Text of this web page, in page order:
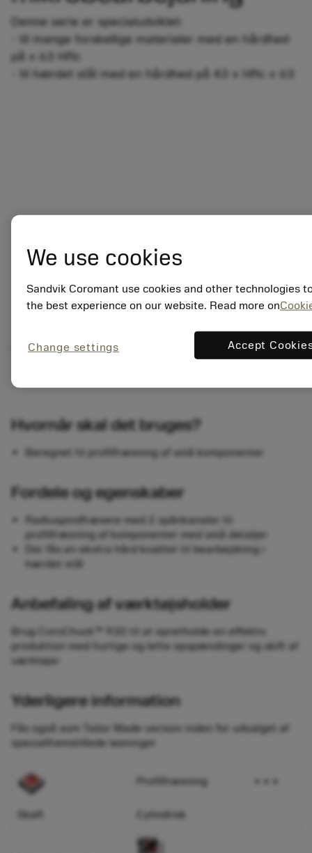
Denne serie er specialudviklet:
- til mange forskellige materialer med en hårdhed
på ≤ 63 HRc
- til hærdet stål med en hårdhed på 43 ≤ HRc ≤ 63
Hvornår skal det bruges?
Beregnet til profilfræsning af små komponenter
Fordele og egenskaber
Radiuspindfræsere med 2 spånkanaler til
profilfræsning af komponenter med små detaljer
Der fås en ekstra hård kvalitet til bearbejdning i
hærdet stål
Anbefaling af værktøjsholder
Brug CoroChuck™ 930 til at opretholde en effektiv
produktion med hurtige og lette opspændinger og skift af
værktøjer
Yderligere information
Fås også som Tailor Made-version inden for udvalget af
specialfremstillede løsninger
Profilfræsning + + +
Skaft Cylindrisk
We use cookies
Sandvik Coromant use cookies and other technologies
the best experience on our website. Read more on
Change settings Accept